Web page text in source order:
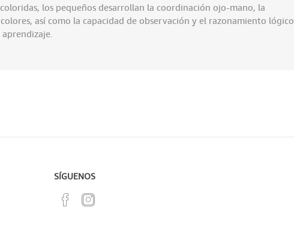
los pequeños desarrollan la coordinación ojo-mano, la
así como la capacidad de observación y el razonamiento lógico.
SÍGUENOS